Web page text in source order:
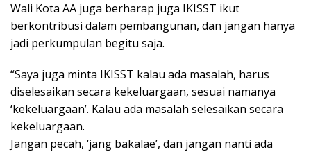
Wali Kota AA juga berharap juga IKISST ikut
berkontribusi dalam pembangunan, dan jangan hanya
jadi perkumpulan begitu saja.
“Saya juga minta IKISST kalau ada masalah, harus
diselesaikan secara kekeluargaan, sesuai namanya
‘kekeluargaan’. Kalau ada masalah selesaikan secara
kekeluargaan.
Jangan pecah, ‘jang bakalae’, dan jangan nanti ada